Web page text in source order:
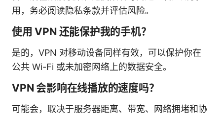
用，务必阅读隐私条款并评估风险。
使用 VPN 还能保护我的手机？
是的，VPN 对移动设备同样有效，可以保护你在
公共 Wi-Fi 或未加密网络上的数据安全。
VPN 会影响在线播放的速度吗？
可能会，取决于服务器距离、带宽、网络拥堵和协